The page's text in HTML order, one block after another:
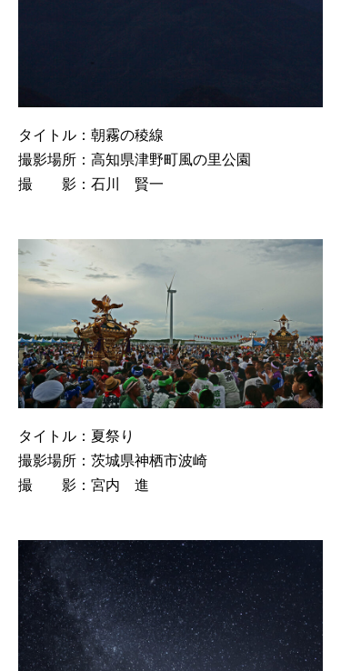
タイトル：朝霧の稜線
撮影場所：高知県津野町風の里公園
撮 影：石川 賢一
タイトル：夏祭り
撮影場所：茨城県神栖市波崎
撮 影：宮内 進